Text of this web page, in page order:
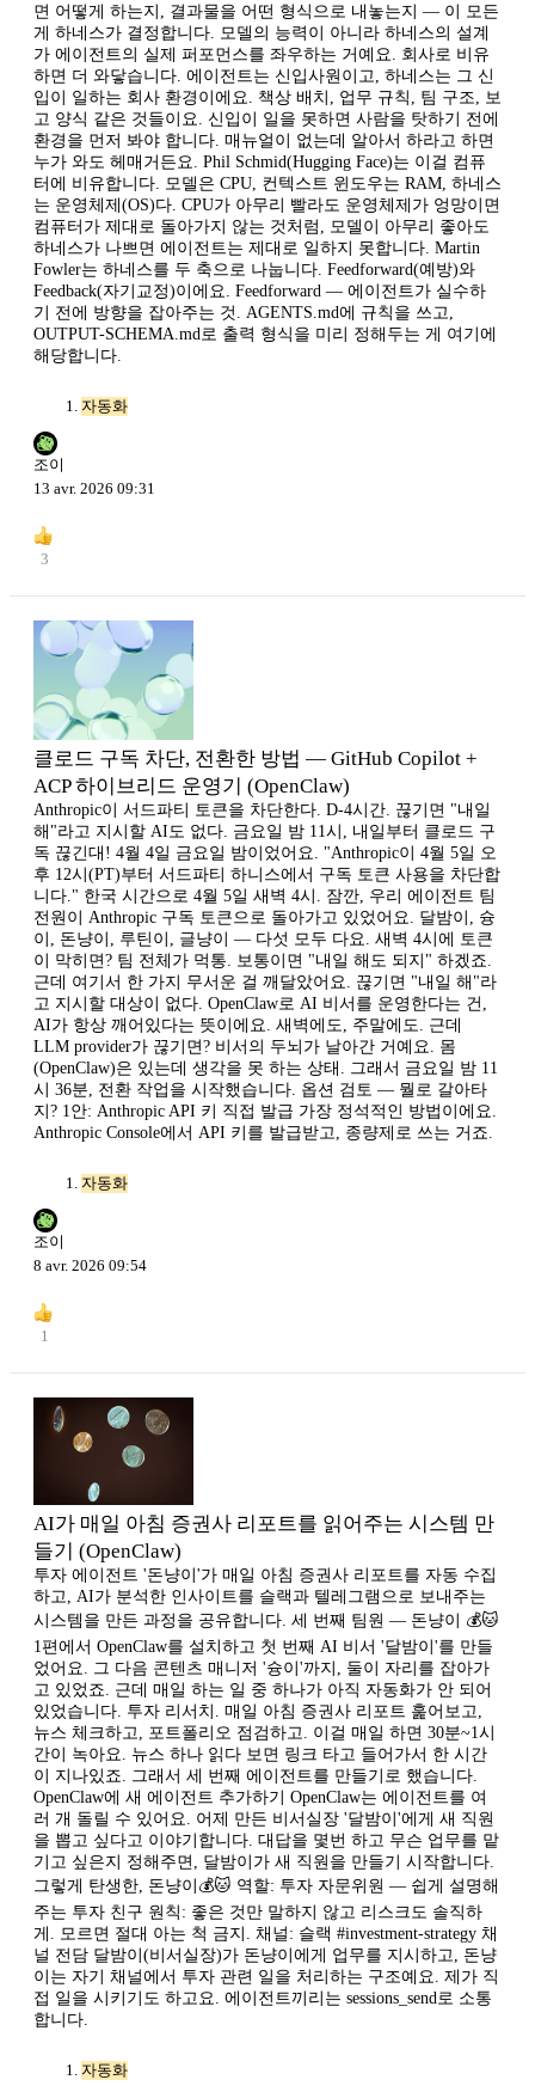
면 어떻게 하는지, 결과물을 어떤 형식으로 내놓는지 — 이 모든
게 하네스가 결정합니다. 모델의 능력이 아니라 하네스의 설계
가 에이전트의 실제 퍼포먼스를 좌우하는 거예요. 회사로 비유
하면 더 와닿습니다. 에이전트는 신입사원이고, 하네스는 그 신
입이 일하는 회사 환경이에요. 책상 배치, 업무 규칙, 팀 구조, 보
고 양식 같은 것들이요. 신입이 일을 못하면 사람을 탓하기 전에
환경을 먼저 봐야 합니다. 매뉴얼이 없는데 알아서 하라고 하면
누가 와도 헤매거든요. Phil Schmid(Hugging Face)는 이걸 컴퓨
터에 비유합니다. 모델은 CPU, 컨텍스트 윈도우는 RAM, 하네스
는 운영체제(OS)다. CPU가 아무리 빨라도 운영체제가 엉망이면
컴퓨터가 제대로 돌아가지 않는 것처럼, 모델이 아무리 좋아도
하네스가 나쁘면 에이전트는 제대로 일하지 못합니다. Martin
Fowler는 하네스를 두 축으로 나눕니다. Feedforward(예방)와
Feedback(자기교정)이에요. Feedforward — 에이전트가 실수하
기 전에 방향을 잡아주는 것. AGENTS.md에 규칙을 쓰고,
OUTPUT-SCHEMA.md로 출력 형식을 미리 정해두는 게 여기에
해당합니다.
자동화
조이
13 avr. 2026 09:31
3
클로드 구독 차단, 전환한 방법 — GitHub Copilot +
ACP 하이브리드 운영기 (OpenClaw)
Anthropic이 서드파티 토큰을 차단한다. D-4시간. 끊기면 "내일
해"라고 지시할 AI도 없다. 금요일 밤 11시, 내일부터 클로드 구
독 끊긴대! 4월 4일 금요일 밤이었어요. "Anthropic이 4월 5일 오
후 12시(PT)부터 서드파티 하니스에서 구독 토큰 사용을 차단합
니다." 한국 시간으로 4월 5일 새벽 4시. 잠깐, 우리 에이전트 팀
전원이 Anthropic 구독 토큰으로 돌아가고 있었어요. 달밤이, 슝
이, 돈냥이, 루틴이, 글냥이 — 다섯 모두 다요. 새벽 4시에 토큰
이 막히면? 팀 전체가 먹통. 보통이면 "내일 해도 되지" 하겠죠.
근데 여기서 한 가지 무서운 걸 깨달았어요. 끊기면 "내일 해"라
고 지시할 대상이 없다. OpenClaw로 AI 비서를 운영한다는 건,
AI가 항상 깨어있다는 뜻이에요. 새벽에도, 주말에도. 근데
LLM provider가 끊기면? 비서의 두뇌가 날아간 거예요. 몸
(OpenClaw)은 있는데 생각을 못 하는 상태. 그래서 금요일 밤 11
시 36분, 전환 작업을 시작했습니다. 옵션 검토 — 뭘로 갈아타
지? 1안: Anthropic API 키 직접 발급 가장 정석적인 방법이에요.
Anthropic Console에서 API 키를 발급받고, 종량제로 쓰는 거죠.
자동화
조이
8 avr. 2026 09:54
1
AI가 매일 아침 증권사 리포트를 읽어주는 시스템 만
들기 (OpenClaw)
투자 에이전트 '돈냥이'가 매일 아침 증권사 리포트를 자동 수집
하고, AI가 분석한 인사이트를 슬랙과 텔레그램으로 보내주는
시스템을 만든 과정을 공유합니다. 세 번째 팀원 — 돈냥이 💰🐱
1편에서 OpenClaw를 설치하고 첫 번째 AI 비서 '달밤이'를 만들
었어요. 그 다음 콘텐츠 매니저 '슝이'까지, 둘이 자리를 잡아가
고 있었죠. 근데 매일 하는 일 중 하나가 아직 자동화가 안 되어
있었습니다. 투자 리서치. 매일 아침 증권사 리포트 훑어보고,
뉴스 체크하고, 포트폴리오 점검하고. 이걸 매일 하면 30분~1시
간이 녹아요. 뉴스 하나 읽다 보면 링크 타고 들어가서 한 시간
이 지나있죠. 그래서 세 번째 에이전트를 만들기로 했습니다.
OpenClaw에 새 에이전트 추가하기 OpenClaw는 에이전트를 여
러 개 돌릴 수 있어요. 어제 만든 비서실장 '달밤이'에게 새 직원
을 뽑고 싶다고 이야기합니다. 대답을 몇번 하고 무슨 업무를 맡
기고 싶은지 정해주면, 달밤이가 새 직원을 만들기 시작합니다.
그렇게 탄생한, 돈냥이💰🐱 역할: 투자 자문위원 — 쉽게 설명해
주는 투자 친구 원칙: 좋은 것만 말하지 않고 리스크도 솔직하
게. 모르면 절대 아는 척 금지. 채널: 슬랙 #investment-strategy 채
널 전담 달밤이(비서실장)가 돈냥이에게 업무를 지시하고, 돈냥
이는 자기 채널에서 투자 관련 일을 처리하는 구조예요. 제가 직
접 일을 시키기도 하고요. 에이전트끼리는 sessions_send로 소통
합니다.
자동화